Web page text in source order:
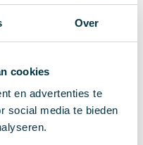
Over
cookies
en advertenties te
social media te bieden